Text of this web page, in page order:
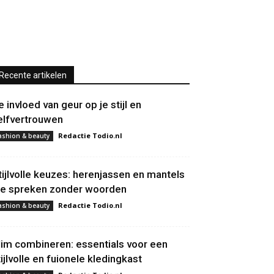
Recente artikelen
invloed van geur op je stijl en
& beauty Redactie Todio.nl
keuzes: herenjassen en mantels
spreken zonder woorden
& beauty Redactie Todio.nl
combineren: essentials voor een
en fuionele kledingkast